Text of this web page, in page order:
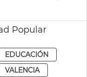
Popular
EDUCACIÓN
VALENCIA